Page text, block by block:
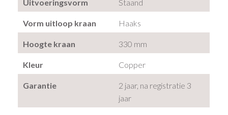
Uitvoeringsvorm Staand
Vorm uitloop kraan Haaks
Hoogte kraan 330 mm
Kleur Copper
Garantie
2 jaar, na registratie 3
jaar